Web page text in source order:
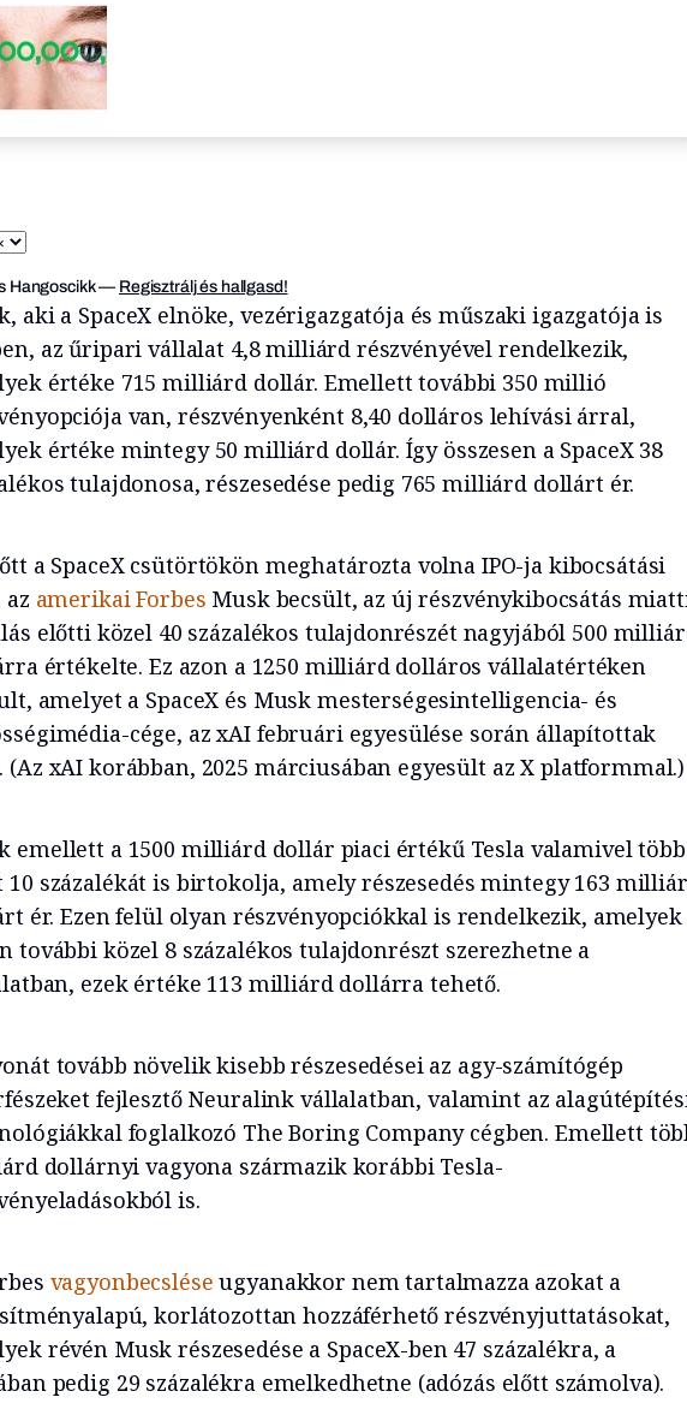
Hangoscikk— Regisztrálj és hallgasd!
aki a SpaceX elnöke, vezérigazgatója és műszaki igazgatója is
az űripari vállalat 4,8 milliárd részvényével rendelkezik,
értéke 715 milliárd dollár. Emellett további 350 millió
van, részvényenként 8,40 dolláros lehívási árral,
értéke mintegy 50 milliárd dollár. Így összesen a SpaceX 38
tulajdonosa, részesedése pedig 765 milliárd dollárt ér.
a SpaceX csütörtökön meghatározta volna IPO-ja kibocsátási
az amerikai Forbes Musk becsült, az új részvénykibocsátás
előtti közel 40 százalékos tulajdonrészét nagyjából 500
értékelte. Ez azon a 1250 milliárd dolláros vállalatértéken
amelyet a SpaceX és Musk mesterségesintelligencia- és
cége, az xAI februári egyesülése során állapítottak
(Az xAI korábban, 2025 márciusában egyesült az X platformmal.)
emellett a 1500 milliárd dollár piaci értékű Tesla valamivel több
százalékát is birtokolja, amely részesedés mintegy 163
ér. Ezen felül olyan részvényopciókkal is rendelkezik, amelyek
további közel 8 százalékos tulajdonrészt szerezhetne a
ezek értéke 113 milliárd dollárra tehető.
tovább növelik kisebb részesedései az agy-számítógép
fejlesztő Neuralink vállalatban, valamint az
foglalkozó The Boring Company cégben. Emellett
dollárnyi vagyona származik korábbi Tesla-
is.
vagyonbecslése ugyanakkor nem tartalmazza azokat a
korlátozottan hozzáférhető részvényjuttatásokat,
révén Musk részesedése a SpaceX-ben 47 százalékra, a
pedig 29 százalékra emelkedhetne (adózás előtt számolva).